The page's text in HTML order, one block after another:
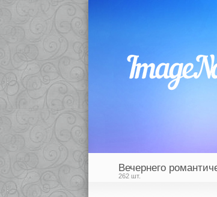
Вечернего
262 шт.